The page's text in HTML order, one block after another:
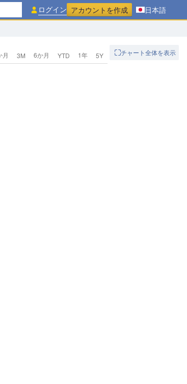
ログイン アカウントを作成 日本語
月 3M 6か月 YTD 1年 5Y チャート全体を表示